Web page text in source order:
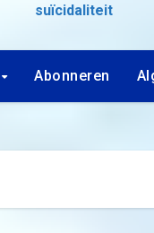
suïcidaliteit
Abonneren